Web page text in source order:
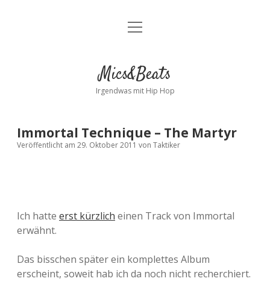
Kontakt
facebookinstagram
bandcamp
spotify
Menü
Mics&Beats
Irgendwas mit Hip Hop
Immortal Technique – The Martyr
Veröffentlicht am 29. Oktober 2011 von Taktiker
Ich hatte erst kürzlich einen Track von Immortal
erwähnt.
Das bisschen später ein komplettes Album
erscheint, soweit hab ich da noch nicht recherchiert.